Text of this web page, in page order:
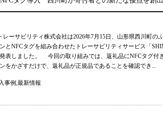
レーサビリティ株式会社は2026年7月15日、山形県西川町の
とNFCタグを組み合わせたトレーサビリティサービス「
表しました。 今回の取り組みでは、返礼品にNFCタグ付
をかざすだけで、返礼品が正規品であることを確認でき...
事例,最新情報